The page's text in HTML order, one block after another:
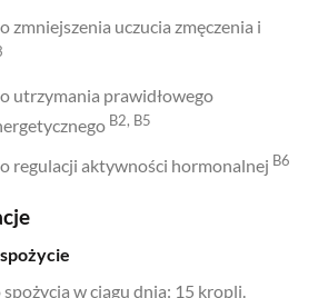
zmniejszenia uczucia zmęczenia i
utrzymania prawidłowego
B2, B5
regulacji aktywności hormonalnej B6
w ciągu dnia: 15 kropli.